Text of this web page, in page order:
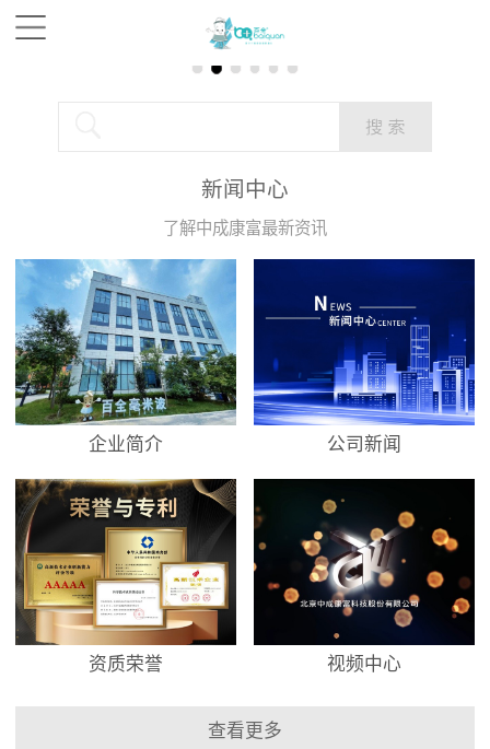
新闻中心
了解中成康富最新资讯
企业简介 公司新闻
资质荣誉 视频中心
查看更多